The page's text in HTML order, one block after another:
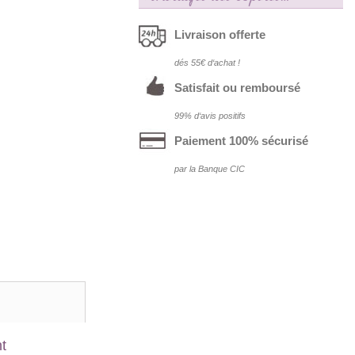
Livraison offerte
dés 55€ d‘achat !
Satisfait ou remboursé
99% d‘avis positifs
Paiement 100% sécurisé
par la Banque CIC